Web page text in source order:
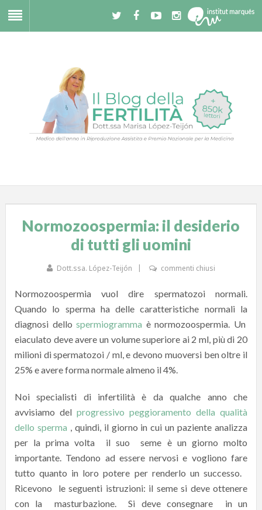
Normozoospermia: il desiderio
di tutti gli uomini
Dott.ssa. López-Teijón commenti chiusi
Normozoospermia vuol dire spermatozoi normali.
Quando lo sperma ha delle caratteristiche normali la
diagnosi dellospermiogramma è normozoospermia. Un
eiaculato deve avere un volume superiore ai 2 ml, più di 20
milioni di spermatozoi / ml, e devono muoversi ben oltre il
25% e avere forma normale almeno il 4%.
Noi specialisti di infertilità è da qualche anno che
avvisiamo del progressivo peggioramento della qualità
dello sperma , quindi, il giorno in cui un paziente analizza
per la prima volta il suo seme è un giorno molto
importante. Tendono ad essere nervosi e vogliono fare
tutto quanto in loro potere per renderlo un successo.
Ricevono le seguenti istruzioni: il seme si deve ottenere
con la masturbazione. Si deve consegnare in un